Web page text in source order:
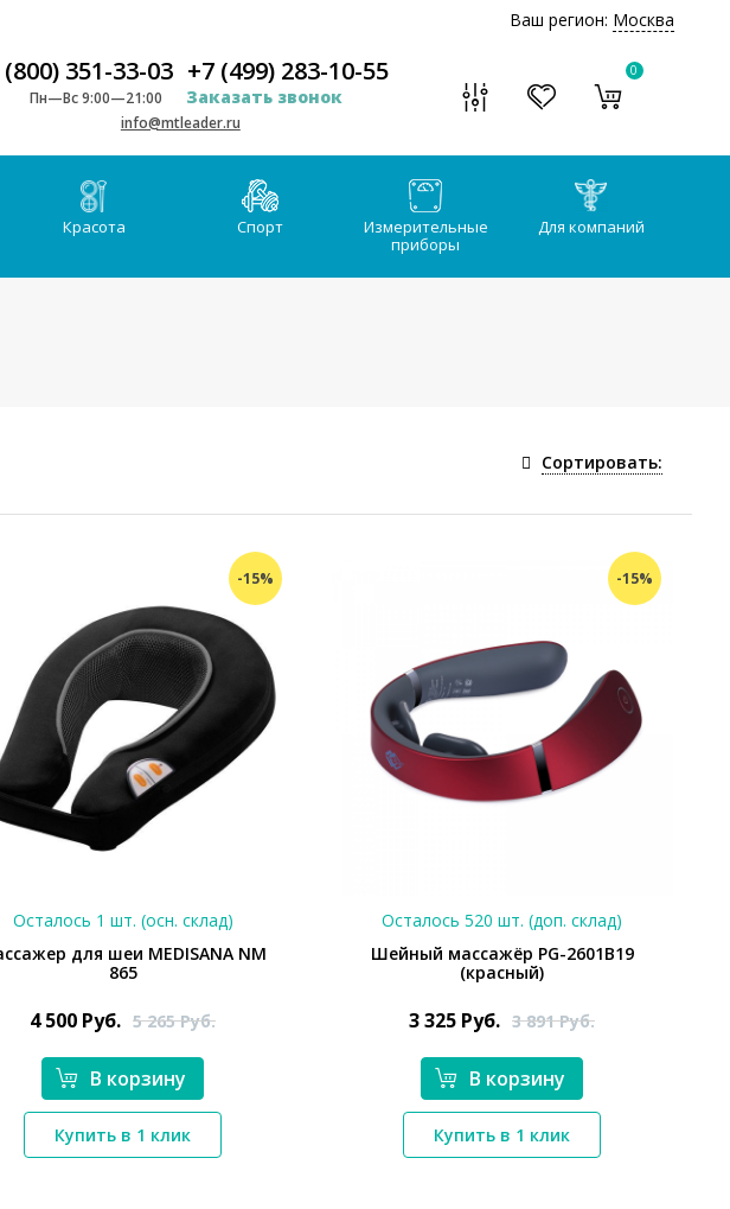
Ваш регион: Москва
351-33-03 +7 (499) 283-10-55
Пн—Вс 9:00—21:00 Заказать звонок
info@mtleader.ru
0
Красота Спорт
Измерительные
приборы
Для компаний
Сортировать:
-15%
*}
Осталось 1 шт. (осн. склад)
для шеи MEDISANA NM
865
4 500 Руб. 5 265Руб.
В корзину
Купить в 1 клик
-15%
*}
Осталось 520 шт. (доп. склад)
Шейный массажёр PG-2601B19
(красный)
3 325 Руб. 3 891Руб.
В корзину
Купить в 1 клик